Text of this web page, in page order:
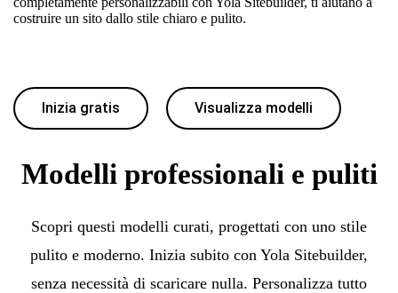
costruire un sito dallo stile chiaro e pulito.
Inizia gratis Visualizza modelli
Modelli professionali e puliti
Scopri questi modelli curati, progettati con uno stile
pulito e moderno. Inizia subito con Yola Sitebuilder,
senza necessità di scaricare nulla. Personalizza tutto